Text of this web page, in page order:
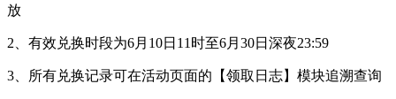
放
2、有效兑换时段为6月10日11时至6月30日深夜23:59
3、所有兑换记录可在活动页面的【领取日志】模块追溯查询